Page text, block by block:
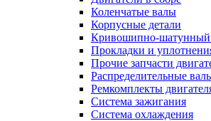
Коленчатые валы
Корпусные детали
Кривошипно-шатунный
Прокладки и
Прочие запчасти
Распределительные
Ремкомплекты
Система зажигания
Система охлаждения